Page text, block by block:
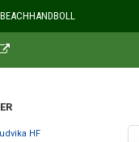
BEACHHANDBOLL
HF